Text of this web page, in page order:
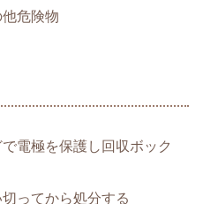
危険物
電極を保護し回収ボック
ってから処分する